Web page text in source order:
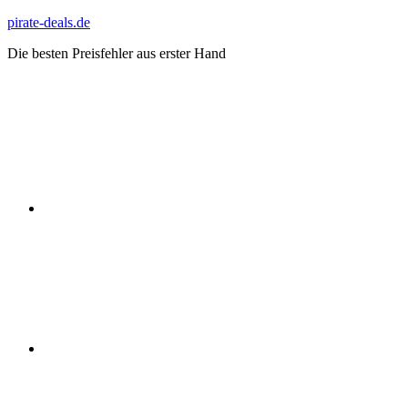
Zum
springen
pirate-deals.de
Die besten Preisfehler aus erster Hand